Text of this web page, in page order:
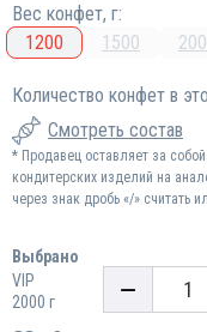
Вес конфет, г:
1200
1500
Количество конфет в
Смотреть состав
* Продавец оставляет за
кондитерских изделий на
через знак дробь «/» считать
Выбрано
VIP
2000 г